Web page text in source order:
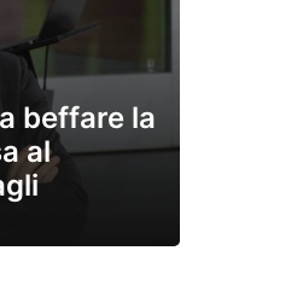
beffare la
al